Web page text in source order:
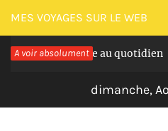
Passer
au
contenu
MES VOYAGES SUR LE WEB
A voir absolument
optimale au quotidien Il y
dimanche,